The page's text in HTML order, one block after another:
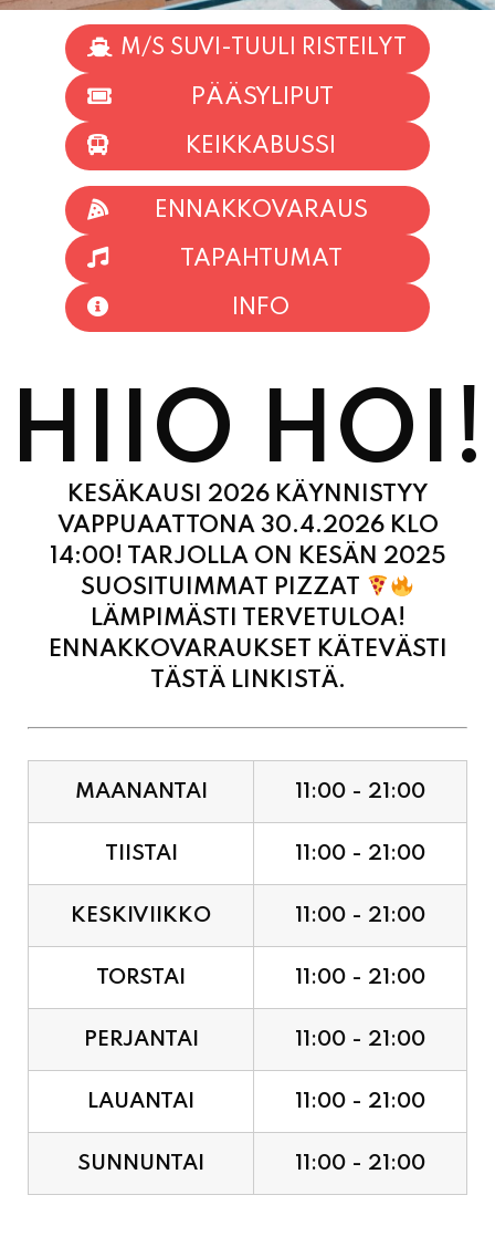
M/S SUVI-TUULI RISTEILYT
PÄÄSYLIPUT
KEIKKABUSSI
ENNAKKOVARAUS
TAPAHTUMAT
INFO
HIIO HOI!
KESÄKAUSI 2026 KÄYNNISTYY
VAPPUAATTONA 30.4.2026 KLO
14:00! TARJOLLA ON KESÄN 2025
SUOSITUIMMAT PIZZAT
LÄMPIMÄSTI TERVETULOA!
ENNAKKOVARAUKSET KÄTEVÄSTI
TÄSTÄ LINKISTÄ.
MAANANTAI 11:00 - 21:00
TIISTAI 11:00 - 21:00
KESKIVIIKKO 11:00 - 21:00
TORSTAI 11:00 - 21:00
PERJANTAI 11:00 - 21:00
LAUANTAI 11:00 - 21:00
SUNNUNTAI 11:00 - 21:00